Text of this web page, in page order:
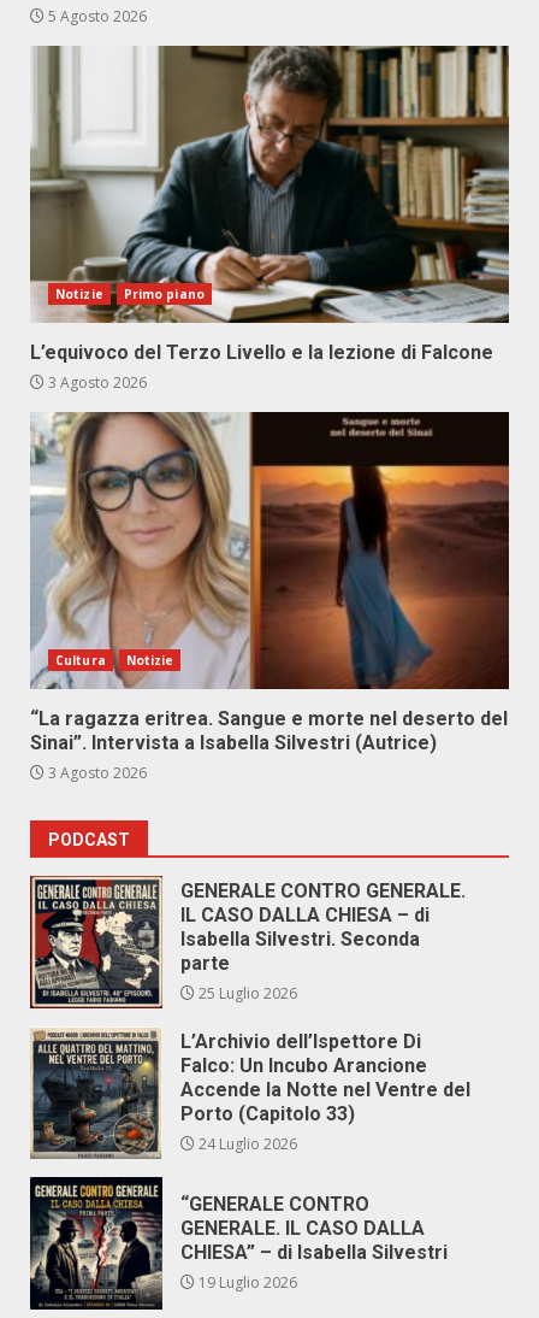
5 Agosto 2026
Notizie Primo piano
L’equivoco del Terzo Livello e la lezione di Falcone
3 Agosto 2026
Cultura Notizie
“La ragazza eritrea. Sangue e morte nel deserto del
Sinai”. Intervista a Isabella Silvestri (Autrice)
3 Agosto 2026
PODCAST
GENERALE CONTRO GENERALE.
IL CASO DALLA CHIESA – di
Isabella Silvestri. Seconda
parte
25 Luglio 2026
L’Archivio dell’Ispettore Di
Falco: Un Incubo Arancione
Accende la Notte nel Ventre del
Porto (Capitolo 33)
24 Luglio 2026
“GENERALE CONTRO
GENERALE. IL CASO DALLA
CHIESA” – di Isabella Silvestri
19 Luglio 2026